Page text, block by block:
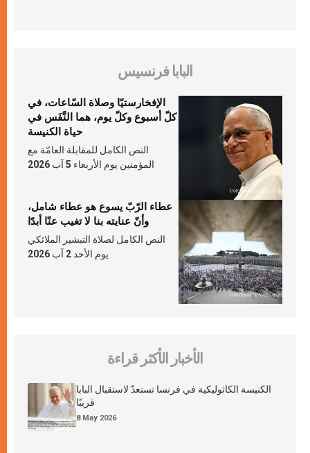
البابا فرنسيس
الإفخارستيّا وصلاة السّاعات، في
كلّ أسبوع وكلّ يوم، هما النَّفَس في
حياة الكنيسة
النص الكامل للمقابلة العامّة مع
المؤمنين يوم الأربعاء 5 آب 2026
عطاء الرّبّ يسوع هو عطاء شامل،
وأنّ عنايته بنا لا تغيب عنّا أبدًا
النص الكامل لصلاة التبشير الملائكي
يوم الأحد 2 آب 2026
الأخبار الأكثر قراءة
الكنيسة الكاثوليكية في فرنسا تستعدّ لاستقبال البابا
قريبًا
8 May 2026